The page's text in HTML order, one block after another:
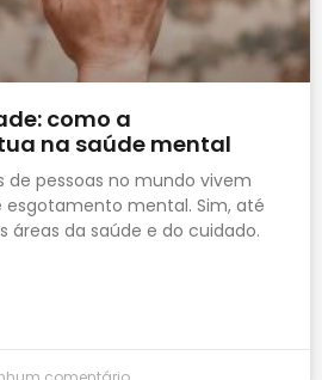
como a
na saúde mental
de pessoas no mundo vivem
mental. Sim, até
áreas da saúde e do cuidado.